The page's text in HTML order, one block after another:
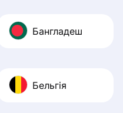
Бангладеш
Бельгія